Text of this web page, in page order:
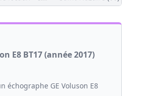
E8 BT17 (année 2017)
échographe GE Voluson E8